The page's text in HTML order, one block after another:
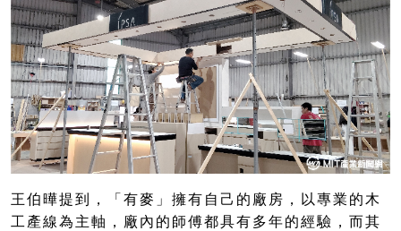
王伯曄提到，「有麥」擁有自己的廠房，以專業的木
工產線為主軸，廠內的師傅都具有多年的經驗，而其